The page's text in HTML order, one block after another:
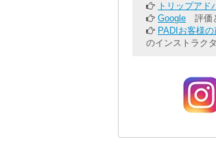
トリップアド
Google 評価
PADIお客様の
のインストラク